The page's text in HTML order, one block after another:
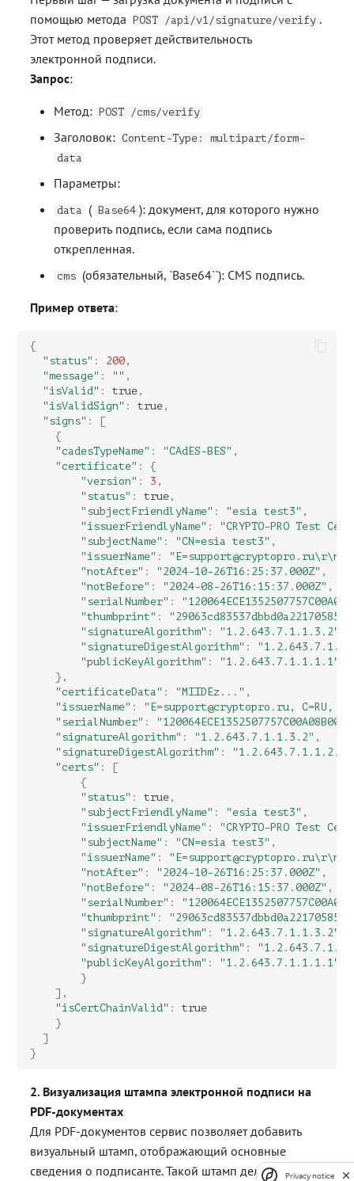
помощью метода
POST /api/v1/signature/verify .
Этот метод проверяет действительность
электронной подписи.
Запрос:
Метод: POST /cms/verify
Заголовок: Content-Type: multipart/form-
data
Параметры:
data ( Base64 ): документ, для которого нужно
проверить подпись, если сама подпись
открепленная.
cms (обязательный, `Base64``): CMS подпись.
Пример ответа:
{
"status" : 200 ,
"message" : "" ,
"isValid" : true ,
"isValidSign" : true ,
"signs" :
[
{
"cadesTypeName" : "CAdES-BES" ,
"certificate" :
{
"version" : 3 ,
"status" : true ,
"subjectFriendlyName" : "esia test3" ,
"issuerFriendlyName" :
"CRYPTO-PRO Test
"subjectName" : "CN=esia test3" ,
"issuerName" :
"notAfter" : "2024-10-26T16:25:37.000Z" ,
"notBefore" : "2024-08-26T16:15:37.000Z" ,
"serialNumber" :
"thumbprint" :
"signatureAlgorithm" : "1.2.643.7.1.1.3.2"
"signatureDigestAlgorithm" :
"publicKeyAlgorithm" :
"1.2.643.7.1.1.1.1"
},
"certificateData" : "MIIDEz..." ,
"issuerName" :
"E=support@cryptopro.ru, C=RU,
"serialNumber" :
"signatureAlgorithm" : "1.2.643.7.1.1.3.2" ,
"signatureDigestAlgorithm" : "1.2.643.7.1.1.2.2"
"certs" :
[
{
"status" : true ,
"subjectFriendlyName" : "esia test3" ,
"issuerFriendlyName" :
"CRYPTO-PRO Test
"subjectName" : "CN=esia test3" ,
"issuerName" :
"notAfter" : "2024-10-26T16:25:37.000Z" ,
"notBefore" : "2024-08-26T16:15:37.000Z" ,
"serialNumber" :
"thumbprint" :
"signatureAlgorithm" : "1.2.643.7.1.1.3.2"
"signatureDigestAlgorithm" :
"publicKeyAlgorithm" :
"1.2.643.7.1.1.1.1"
}
],
"isCertChainValid" :
true
}
]
}
2. Визуализация штампа электронной подписи на
PDF-документах
Для PDF-документов сервис позволяет добавить
визуальный штамп, отображающий основные
сведения о подписанте. Такой штамп делает
Privacy notice